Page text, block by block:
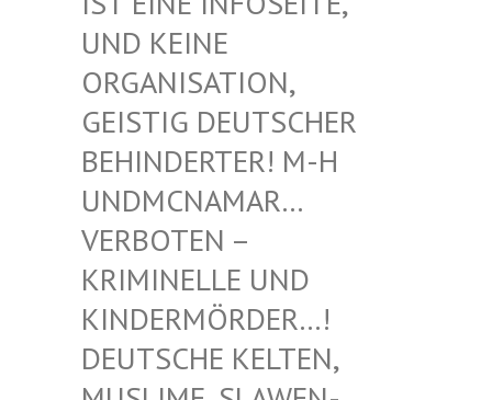
ND KEINE O
RGANISATION, G
EISTIG DEUTSCHER B
EHINDERTER! M-H U
NDMCNAMAR… V
ERBOTEN – K
RIMINELLE UND K
INDERMÖRDER…! D
EUTSCHE KELTEN, M